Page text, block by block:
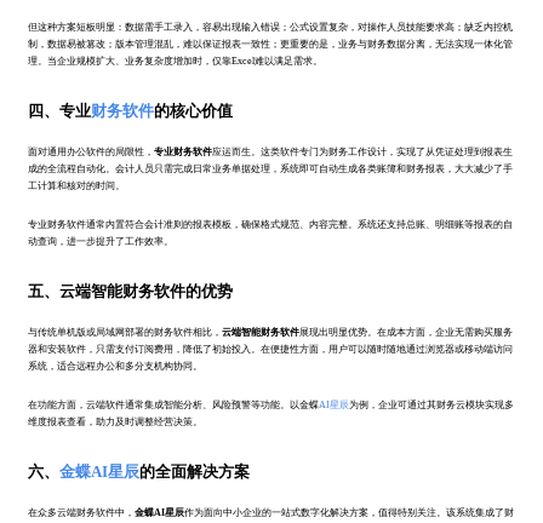
但这种方案短板明显：数据需手工录入，容易出现输入错误；公式设置复杂，对操作人员技能要求高；缺乏内控机
制，数据易被篡改；版本管理混乱，难以保证报表一致性；更重要的是，业务与财务数据分离，无法实现一体化管
理。当企业规模扩大、业务复杂度增加时，仅靠Excel难以满足需求。
四、专业财务软件的核心价值
面对通用办公软件的局限性，专业财务软件应运而生。这类软件专门为财务工作设计，实现了从凭证处理到报表生
成的全流程自动化。会计人员只需完成日常业务单据处理，系统即可自动生成各类账簿和财务报表，大大减少了手
工计算和核对的时间。
专业财务软件通常内置符合会计准则的报表模板，确保格式规范、内容完整。系统还支持总账、明细账等报表的自
动查询，进一步提升了工作效率。
五、云端智能财务软件的优势
与传统单机版或局域网部署的财务软件相比，云端智能财务软件 展现出明显优势。在成本方面，企业无需购买服务
器和安装软件，只需支付订阅费用，降低了初始投入。在便捷性方面，用户可以随时随地通过浏览器或移动端访问
系统，适合远程办公和多分支机构协同。
在功能方面，云端软件通常集成智能分析、风险预警等功能。以金蝶AI星辰为例，企业可通过其财务云模块实现多
维度报表查看，助力及时调整经营决策。
六、金蝶AI星辰的全面解决方案
在众多云端财务软件中，金蝶AI星辰作为面向中小企业的一站式数字化解决方案，值得特别关注。该系统集成了财